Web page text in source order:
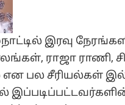
இரவு
ராஜா ராணி,
என பல சீரியல்கள்